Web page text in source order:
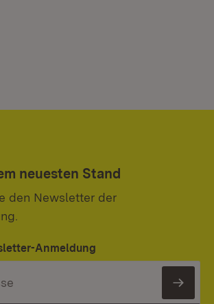
neuesten Stand
den Newsletter der
Anmeldung